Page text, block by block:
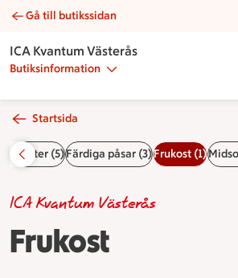
Frukost | Catering ICA Kvantum Västerås
Gå till butikssidan
ICA Kvantum Västerås
Butiksinformation
Startsida
(5)Färdiga påsar (3)Frukost (1)
Frukost
ICA Kvantum Västerås